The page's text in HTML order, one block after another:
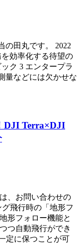
の田丸です。 2022
効率化する待望の
ク 3 エンタープラ
量などには欠かせな
DJI Terra×DJI
、お問い合わせの
飛行時の「地形フ
形フォロー機能と
つ自動飛行ができ
定に保つことが可